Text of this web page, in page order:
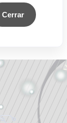
Cerrar